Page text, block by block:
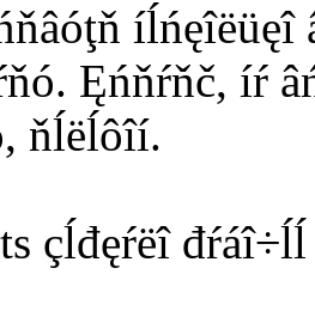
íĺńęîëüęî
Ęńňŕňč, íŕ
ňĺëĺôîí.
çĺđęŕëî đŕáî÷ĺĺ